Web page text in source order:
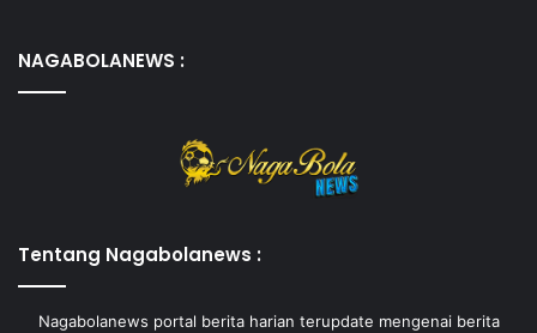
NAGABOLANEWS :
Tentang Nagabolanews :
Nagabolanews portal berita harian terupdate mengenai berita